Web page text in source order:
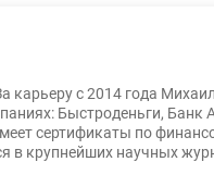
с 2014 года
Быстроденьги, Банк
сертификаты по
в крупнейших научных